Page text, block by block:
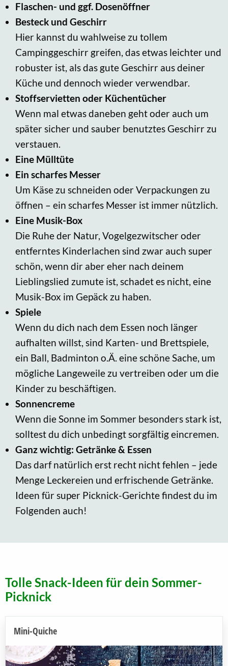
Flaschen- und ggf. Dosenöffner
Besteck und Geschirr
Hier kannst du wahlweise zu tollem
Campinggeschirr greifen, das etwas leichter und
robuster ist, als das gute Geschirr aus deiner
Küche und dennoch wieder verwendbar.
Stoffservietten oder Küchentücher
Wenn mal etwas daneben geht oder auch um
später sicher und sauber benutztes Geschirr zu
verstauen.
Eine Mülltüte
Ein scharfes Messer
Um Käse zu schneiden oder Verpackungen zu
öffnen – ein scharfes Messer ist immer nützlich.
Eine Musik-Box
Die Ruhe der Natur, Vogelgezwitscher oder
entferntes Kinderlachen sind zwar auch super
schön, wenn dir aber eher nach deinem
Lieblingslied zumute ist, schadet es nicht, eine
Musik-Box im Gepäck zu haben.
Spiele
Wenn du dich nach dem Essen noch länger
aufhalten willst, sind Karten- und Brettspiele,
ein Ball, Badminton o.Ä. eine schöne Sache, um
mögliche Langeweile zu vertreiben oder um die
Kinder zu beschäftigen.
Sonnencreme
Wenn die Sonne im Sommer besonders stark ist,
solltest du dich unbedingt sorgfältig eincremen.
Ganz wichtig: Getränke & Essen
Das darf natürlich erst recht nicht fehlen – jede
Menge Leckereien und erfrischende Getränke.
Ideen für super Picknick-Gerichte findest du im
Folgenden auch!
Tolle Snack-Ideen für dein Sommer-
Picknick
Mini-Quiche